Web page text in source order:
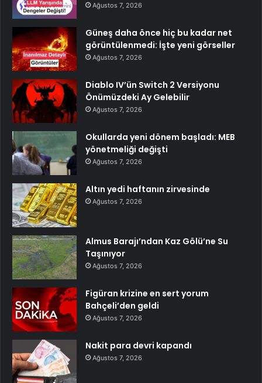
Ağustos 7, 2026
Güneş daha önce hiç bu kadar net
görüntülenmedi: İşte yeni görseller
Ağustos 7, 2026
Diablo IV’ün Switch 2 Versiyonu
Önümüzdeki Ay Gelebilir
Ağustos 7, 2026
Okullarda yeni dönem başladı: MEB
yönetmeliği değişti
Ağustos 7, 2026
Altın yedi haftanın zirvesinde
Ağustos 7, 2026
Almus Barajı’ndan Kaz Gölü’ne Su
Taşınıyor
Ağustos 7, 2026
Figüran krizine en sert yorum
Bahçeli’den geldi
Ağustos 7, 2026
Nakit para devri kapandı
Ağustos 7, 2026